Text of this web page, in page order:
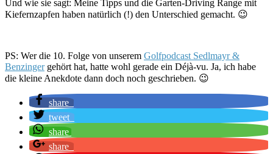
Und wie sie sagt: Meine Tipps und die Garten-Driving Range mit
Kiefernzapfen haben natürlich (!) den Unterschied gemacht. 😉
PS: Wer die 10. Folge von unserem Golfpodcast Sedlmayr &
Benzingergehört hat, hatte wohl gerade ein Déjà-vu. Ja, ich habe
die kleine Anekdote dann doch noch geschrieben. 😉
share
tweet
share
share